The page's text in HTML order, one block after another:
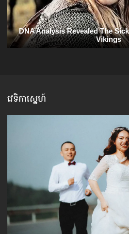
វេទិកាស្នេហ៍